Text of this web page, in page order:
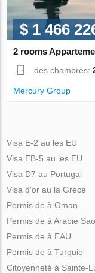
$ 1 466
2 rooms
des chambres:
Mercury Group
Visa E-2 au les EU
Visa EB-5 au les EU
Visa D7 au Portugal
Visa d'or au la Grèce
Permis de à Oman
Permis de à Arabie
Permis de à EAU
Permis de à Turquie
Citoyenneté à Sainte-